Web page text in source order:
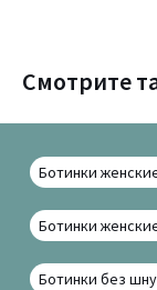
Смотрите
Ботинки
Ботинки
Ботинки без